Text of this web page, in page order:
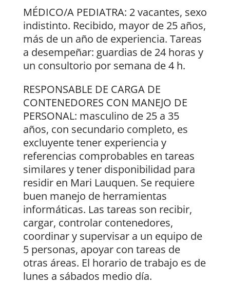
MÉDICO/A PEDIATRA: 2 vacantes, sexo
indistinto. Recibido, mayor de 25 años,
más de un año de experiencia. Tareas
a desempeñar: guardias de 24 horas y
un consultorio por semana de 4 h.
RESPONSABLE DE CARGA DE
CONTENEDORES CON MANEJO DE
PERSONAL: masculino de 25 a 35
años, con secundario completo, es
excluyente tener experiencia y
referencias comprobables en tareas
similares y tener disponibilidad para
residir en Mari Lauquen. Se requiere
buen manejo de herramientas
informáticas. Las tareas son recibir,
cargar, controlar contenedores,
coordinar y supervisar a un equipo de
5 personas, apoyar con tareas de
otras áreas. El horario de trabajo es de
lunes a sábados medio día.